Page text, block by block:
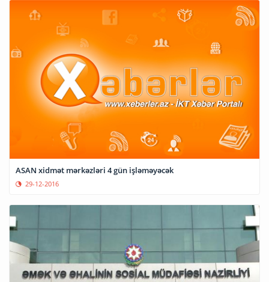
ASAN xidmət mərkəzləri 4 gün işləməyəcək
29-12-2016